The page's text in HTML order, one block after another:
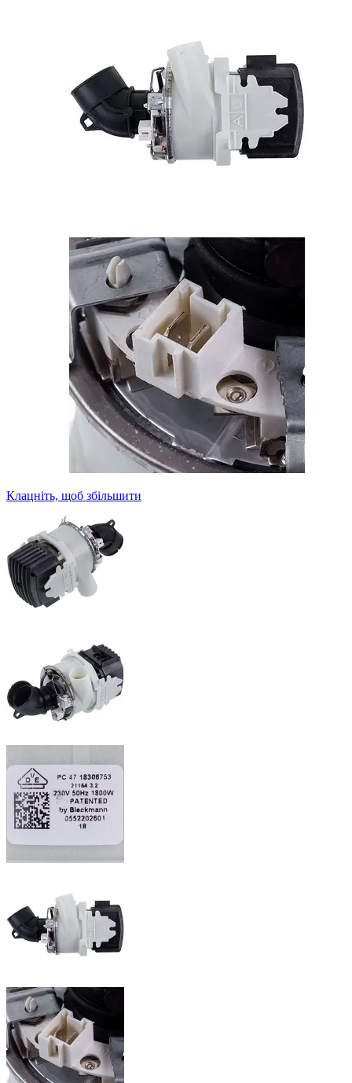
Клацніть, щоб збільшити